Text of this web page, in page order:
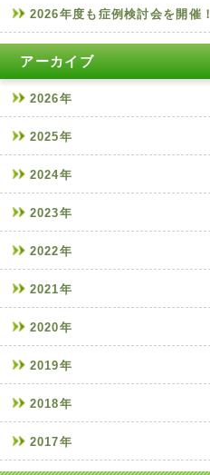
2026年度も症例検討会を開催！
アーカイブ
2026年
2025年
2024年
2023年
2022年
2021年
2020年
2019年
2018年
2017年